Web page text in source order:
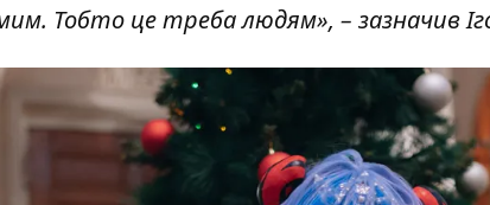
Тобто це треба людям», – зазначив